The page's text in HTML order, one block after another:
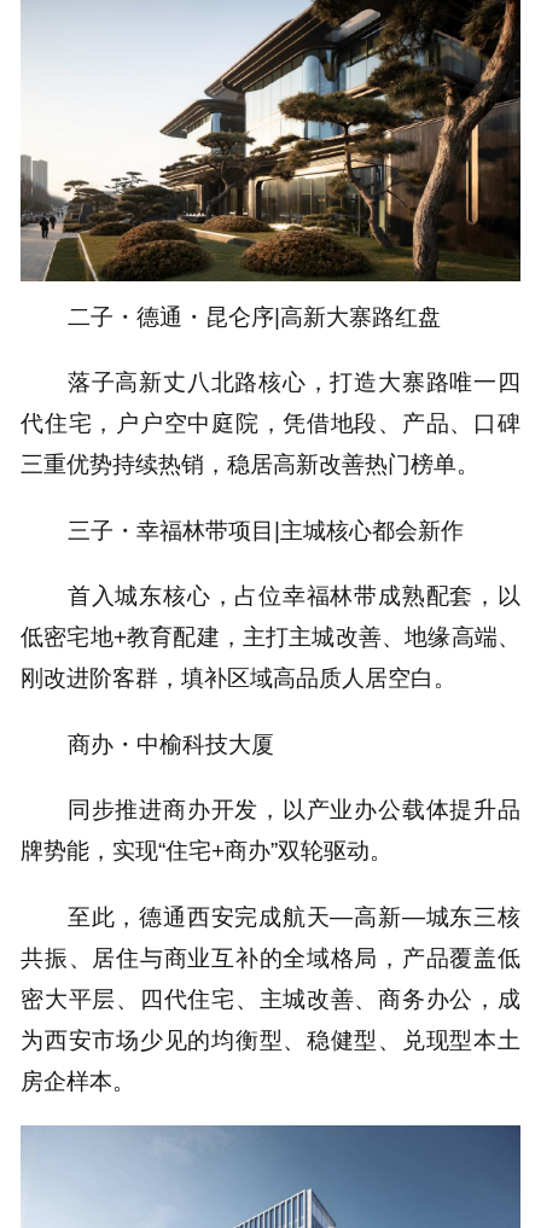
二子・德通・昆仑序|高新大寨路红盘
落子高新丈八北路核心，打造大寨路唯一四
代住宅，户户空中庭院，凭借地段、产品、口碑
三重优势持续热销，稳居高新改善热门榜单。
三子・幸福林带项目|主城核心都会新作
首入城东核心，占位幸福林带成熟配套，以
低密宅地+教育配建，主打主城改善、地缘高端、
刚改进阶客群，填补区域高品质人居空白。
商办・中榆科技大厦
同步推进商办开发，以产业办公载体提升品
牌势能，实现“住宅+商办”双轮驱动。
至此，德通西安完成航天—高新—城东三核
共振、居住与商业互补的全域格局，产品覆盖低
密大平层、四代住宅、主城改善、商务办公，成
为西安市场少见的均衡型、稳健型、兑现型本土
房企样本。